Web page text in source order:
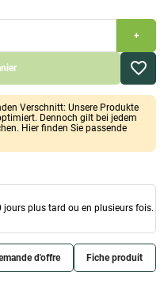
+
Verschnitt: Unsere Produkte
Dennoch gilt bei jedem
Hier finden Sie passende
plus tard ou en plusieurs fois.
d'offre Fiche produit